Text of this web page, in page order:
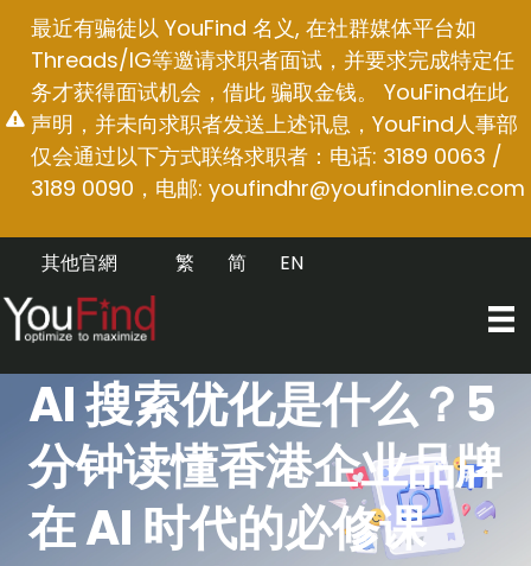
最近有骗徒以 YouFind 名义, 在社群媒体平台如
Threads/IG等邀请求职者面试，并要求完成特定任
务才获得面试机会，借此 骗取金钱。 YouFind在此
声明，并未向求职者发送上述讯息，YouFind人事部
仅会通过以下方式联络求职者：电话: 3189 0063 /
3189 0090，电邮: youfindhr@youfindonline.com
其他官網 EN
简
繁
AI 搜索优化是什么？5
分钟读懂香港企业品牌
在 AI 时代的必修课